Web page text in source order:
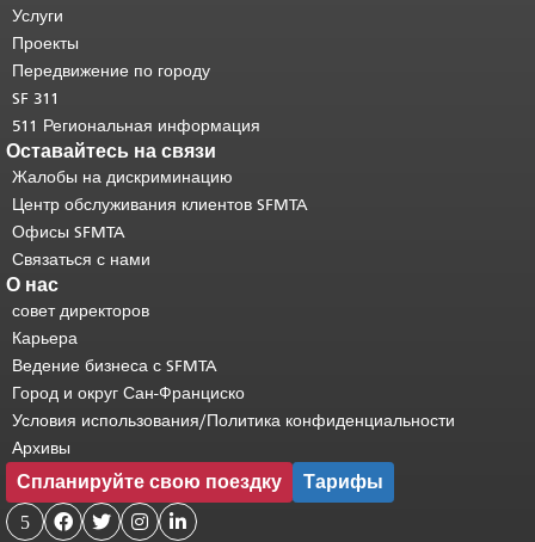
страницы повторяется на каждой
странице.
основного содержимого .
Услуги
Проекты
Передвижение по городу
SF 311
511 Региональная информация
Оставайтесь на связи
Жалобы на дискриминацию
Центр обслуживания клиентов SFMTA
Офисы SFMTA
Связаться с нами
О нас
совет директоров
Карьера
Ведение бизнеса с SFMTA
Город и округ Сан-Франциско
Условия использования/Политика конфиденциальности
Архивы
Спланируйте свою поездку Тарифы
5    